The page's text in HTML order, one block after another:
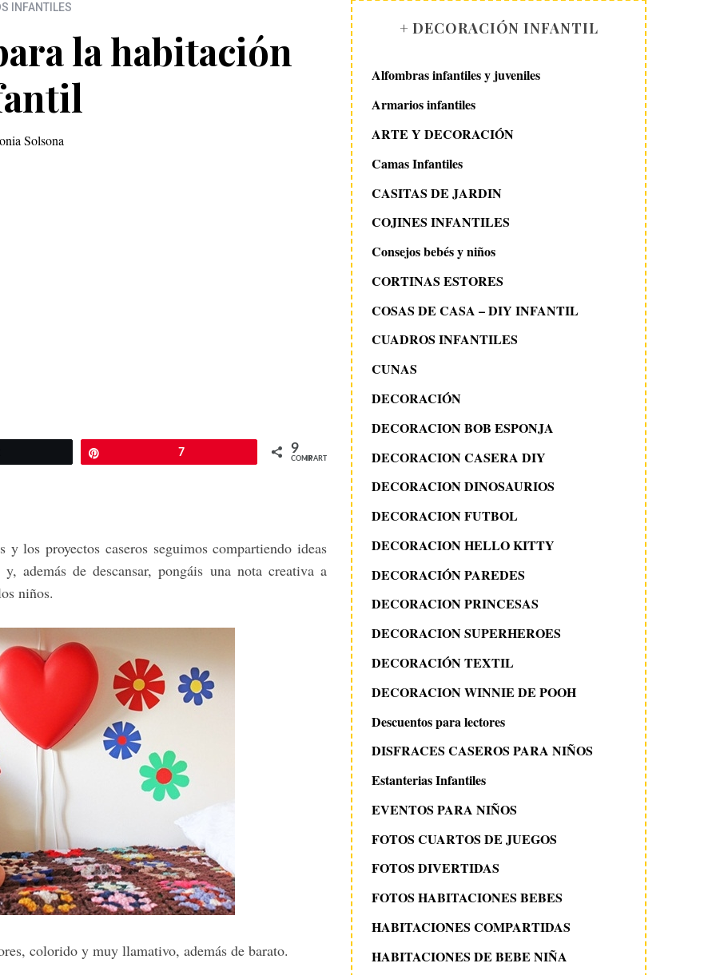
INFANTILES
la habitación
Solsona
7 9
COMPARTIR
los proyectos caseros seguimos compartiendo ideas
además de descansar, pongáis una nota creativa a
niños.
colorido y muy llamativo, además de barato.
+ DECORACIÓN INFANTIL
Alfombras infantiles y juveniles
Armarios infantiles
ARTE Y DECORACIÓN
Camas Infantiles
CASITAS DE JARDIN
COJINES INFANTILES
Consejos bebés y niños
CORTINAS ESTORES
COSAS DE CASA – DIY INFANTIL
CUADROS INFANTILES
CUNAS
DECORACIÓN
DECORACION BOB ESPONJA
DECORACION CASERA DIY
DECORACION DINOSAURIOS
DECORACION FUTBOL
DECORACION HELLO KITTY
DECORACIÓN PAREDES
DECORACION PRINCESAS
DECORACION SUPERHEROES
DECORACIÓN TEXTIL
DECORACION WINNIE DE POOH
Descuentos para lectores
DISFRACES CASEROS PARA NIÑOS
Estanterias Infantiles
EVENTOS PARA NIÑOS
FOTOS CUARTOS DE JUEGOS
FOTOS DIVERTIDAS
FOTOS HABITACIONES BEBES
HABITACIONES COMPARTIDAS
HABITACIONES DE BEBE NIÑA